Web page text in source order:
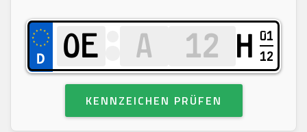
H 01
12
KENNZEICHEN PRÜFEN